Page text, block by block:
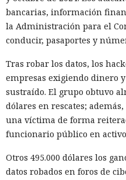
gigabytes — un ahorro de
El caché en disco, probado
guardado antes de la
fragmentos de código que
Vercel, una compilación de
21 segundos ahora se
aceleración de 2,3 veces. El
activado por defecto en
no solicitados al disco
carga y los vuelve a cargar
En modo experimental está
bancarias, información
la Administración para el
conducir, pasaportes y
Tras robar los datos, los
empresas exigiendo dinero
sustraído. El grupo obtuvo
dólares en rescates;
una víctima de forma
funcionario público en
Otros 495.000 dólares los
datos robados en foros de